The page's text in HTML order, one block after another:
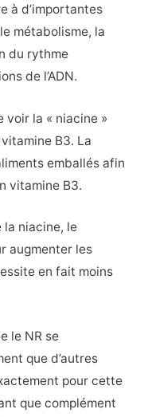
à d’importantes
métabolisme, la
du rythme
de l’ADN.
voir la « niacine »
B3. La
emballés afin
vitamine B3.
la niacine, le
augmenter les
en fait moins
le NR se
que d’autres
pour cette
que complément